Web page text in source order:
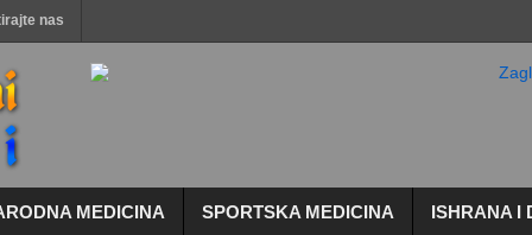
nas
MEDICINA SPORTSKA MEDICINA ISHRANA I